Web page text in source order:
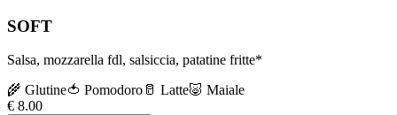
SOFT
Salsa, mozzarella fdl, salsiccia, patatine fritte*
🌾 Glutine🍅 Pomodoro 🥛 Latte🐷 Maiale
€ 8.00